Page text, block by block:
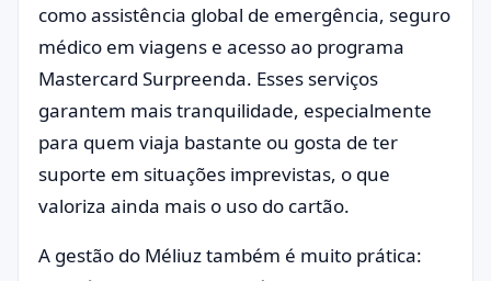
como assistência global de emergência, seguro
médico em viagens e acesso ao programa
Mastercard Surpreenda. Esses serviços
garantem mais tranquilidade, especialmente
para quem viaja bastante ou gosta de ter
suporte em situações imprevistas, o que
valoriza ainda mais o uso do cartão.
A gestão do Méliuz também é muito prática: